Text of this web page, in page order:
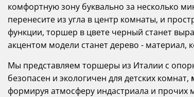
комфортную зону буквально за несколько
перенесите из угла в центр комнаты, и
функции, торшер в цвете черный станет
акцентом модели станет дерево - материал,
Мы представляем торшеры из Италии с
безопасен и экологичен для детских комнат,
формируя атмосферу индастриала и прочих